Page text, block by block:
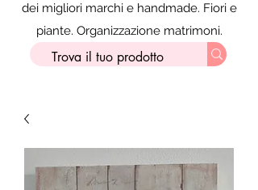
dei migliori marchi e handmade. Fiori e
piante. Organizzazione matrimoni.